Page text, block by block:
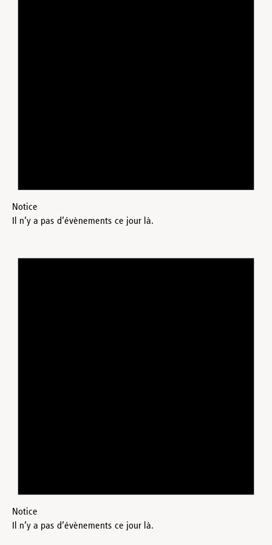
Notice
Il n’y a pas d’évènements ce jour là.
Notice
Il n’y a pas d’évènements ce jour là.